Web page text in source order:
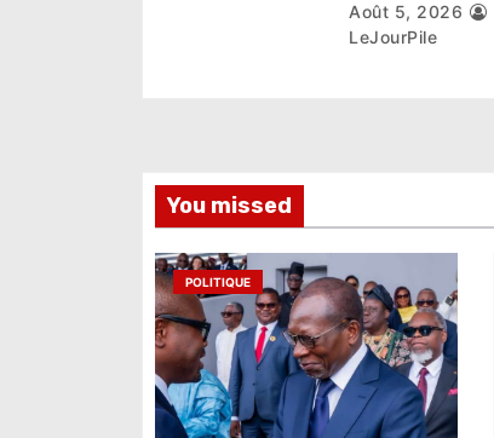
Août 5, 2026
LeJourPile
You missed
POLITIQUE